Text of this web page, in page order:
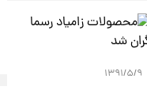
۱۳۹۱/۵/۹